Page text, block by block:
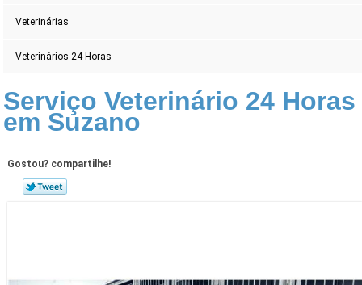
Veterinárias
Veterinários 24 Horas
Serviço Veterinário 24 Horas
em Suzano
Gostou? compartilhe!